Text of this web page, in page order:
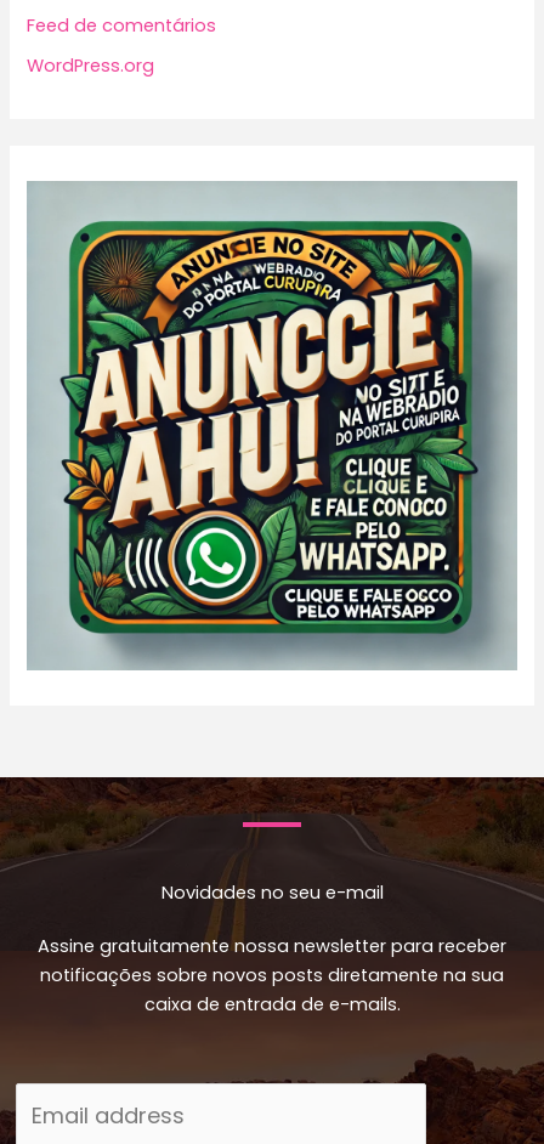
Feed de comentários
WordPress.org
Novidades no seu e-mail
Assine gratuitamente nossa newsletter para receber
notificações sobre novos posts diretamente na sua
caixa de entrada de e-mails.